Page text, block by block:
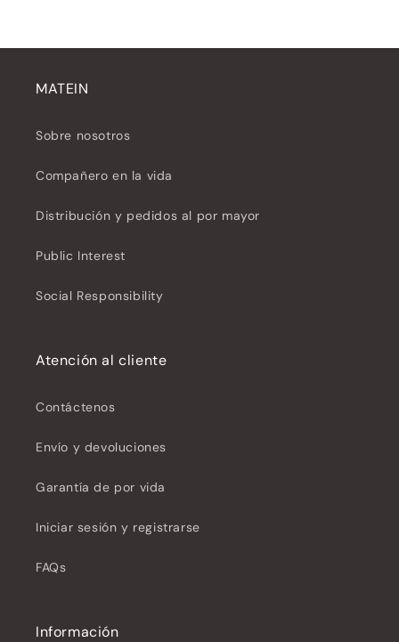
MATEIN
Sobre nosotros
Compañero en la vida
Distribución y pedidos al por mayor
Public Interest
Social Responsibility
Atención al cliente
Contáctenos
Envío y devoluciones
Garantía de por vida
Iniciar sesión y registrarse
FAQs
Información